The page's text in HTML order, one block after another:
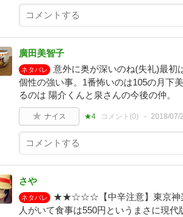
廣田美智子
ネタバレ
意外に奥が深いのね(失礼)最初
個性の強い事。1番怖いのは105の月下
るのは 陽介くんと泉さんの今後の仲。
ナイス ★4 コメント(0) 2018/07/
さや
ネタバレ
★★☆☆☆【中辛注意】東京神楽
人がいて食事は550円というまさに現